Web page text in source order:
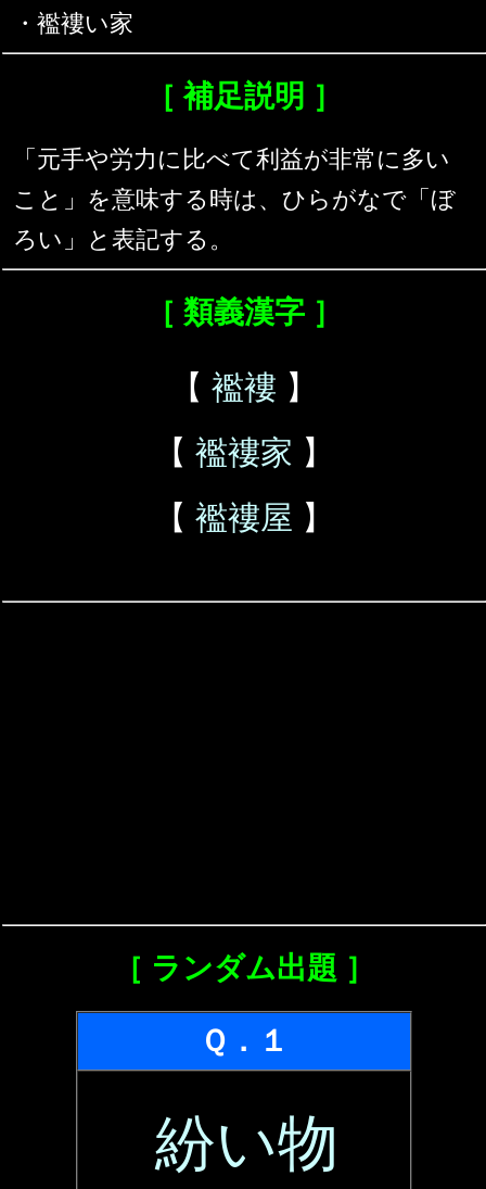
・襤褸い家
［ 補足説明 ］
「元手や労力に比べて利益が非常に多い
こと」を意味する時は、ひらがなで「ぼ
ろい」と表記する。
［ 類義漢字 ］
【 襤褸 】
【 襤褸家 】
【 襤褸屋 】
［ ランダム出題 ］
Ｑ．１
紛い物